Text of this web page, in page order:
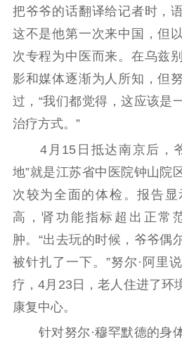
精品生产 文化惠民
文化交流
体制改革
紫金文化艺术节
品牌活动
精神文
文明创建
先进典型
社会宣
思想政治教育 爱国主义教
用
新闻出
精品出版
扫黄打非
把爷爷的话翻译给记者时，
这不是他第一次来中国，但
次专程为中医而来。在乌兹
影和媒体逐渐为人所知，但
过，“我们都觉得，这应该是
治疗方式。”
4月15日抵达南京后，爷
地”就是江苏省中医院钟山院
次较为全面的体检。报告
高，肾功能指标超出正常
肿。“出去玩的时候，爷爷偶
被针扎了一下。”努尔·阿里
疗，4月23日，老人住进了环
康复中心。
针对努尔·穆罕默德的身